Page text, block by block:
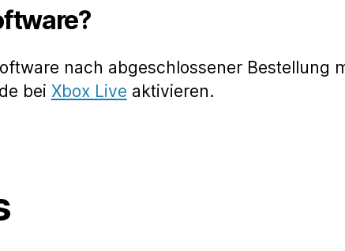
nach abgeschlossener Bestellung
bei Xbox Live aktivieren.